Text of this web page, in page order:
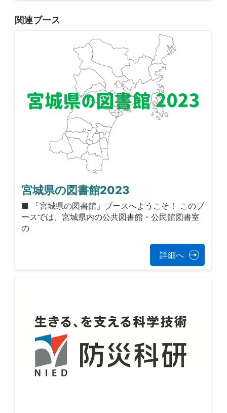
関連ブース
宮城県の図書館2023
■ 「宮城県の図書館」ブースへようこそ！ このブ
ースでは、宮城県内の公共図書館・公民館図書室
の
詳細へ